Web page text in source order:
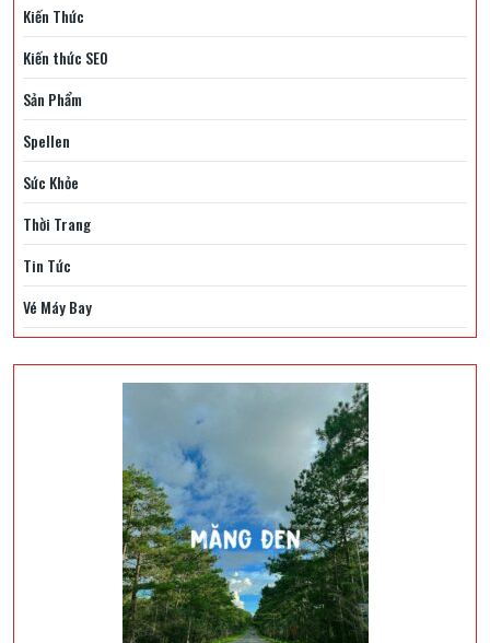
Kiến Thức
Kiến thức SEO
Sản Phẩm
Spellen
Sức Khỏe
Thời Trang
Tin Tức
Vé Máy Bay